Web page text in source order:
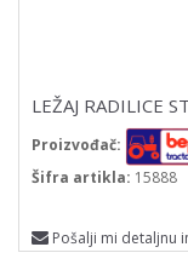
LEŽAJ RADILICE
Proizvođač:
Šifra artikla: 15888
Pošalji mi detaljnu